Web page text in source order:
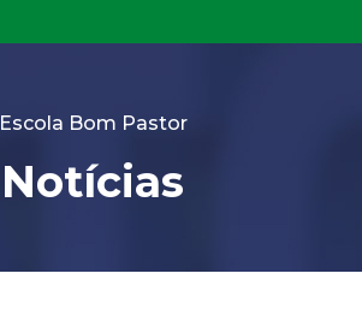
Escola Bom Pastor
Notícias